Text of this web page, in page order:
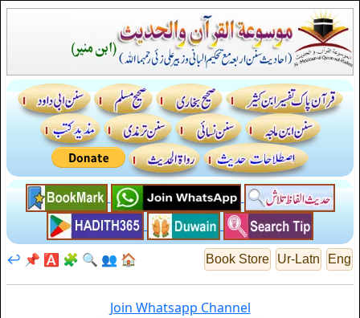
Eng
Ur-Latn
Book Store
🏠
👥
🔍
🧩
🅰️
📌
↩️
Join Whatsapp Channel